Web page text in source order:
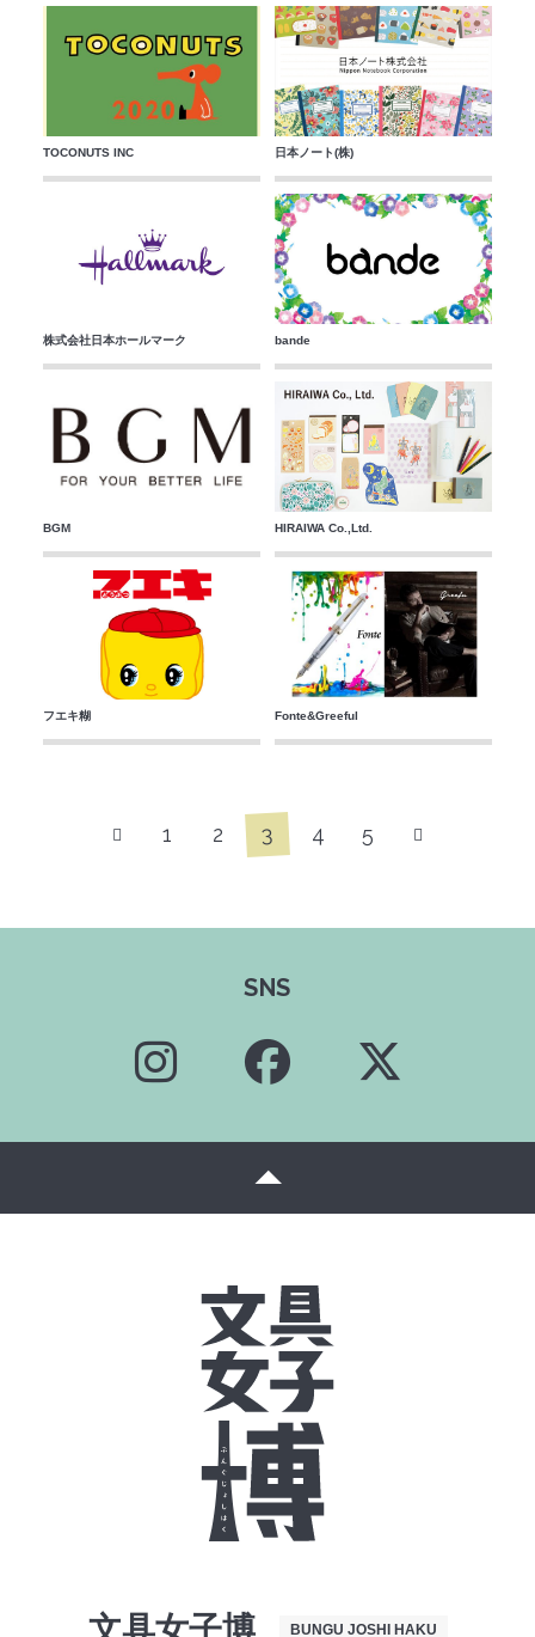
TOCONUTS INC 日本ノート(株)
株式会社日本ホールマーク bande
BGM HIRAIWA Co.,Ltd.
フエキ糊 Fonte&Greeful
1 2 3 4 5
SNS
文具女子博 BUNGU JOSHI HAKU